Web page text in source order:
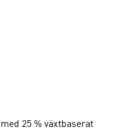
25 % växtbaserat